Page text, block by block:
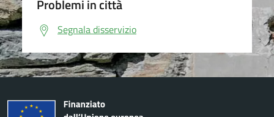
Problemi in città
Segnala disservizio